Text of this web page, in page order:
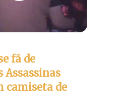
fã de
Assassinas
camiseta de